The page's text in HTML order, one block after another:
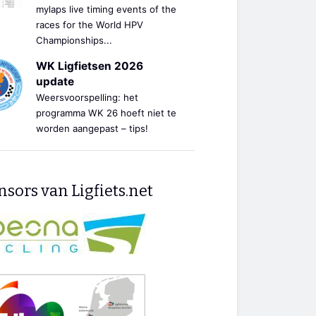
mylaps live timing events of the
races for the World HPV
Championships...
WK Ligfietsen 2026
update
Weersvoorspelling: het
programma WK 26 hoeft niet te
worden aangepast – tips!
van Ligfiets.net